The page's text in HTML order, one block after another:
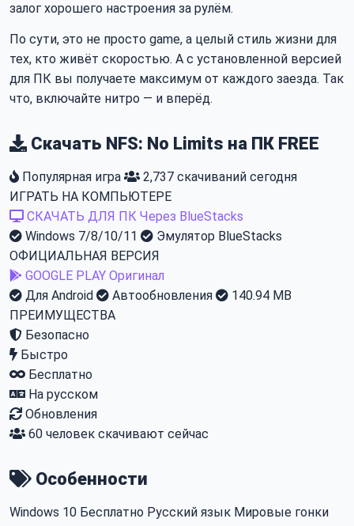
залог хорошего настроения за рулём.
По сути, это не просто game, а целый стиль жизни для
тех, кто живёт скоростью. А с установленной версией
для ПК вы получаете максимум от каждого заезда. Так
что, включайте нитро — и вперёд.
Скачать NFS: No Limits на ПК FREE
Популярная игра
2,737 скачиваний сегодня
ИГРАТЬ НА КОМПЬЮТЕРЕ
СКАЧАТЬ ДЛЯ ПК Через BlueStacks
Windows 7/8/10/11
Эмулятор BlueStacks
ОФИЦИАЛЬНАЯ ВЕРСИЯ
GOOGLE PLAY Оригинал
Для Android
Автообновления
140.94 MB
ПРЕИМУЩЕСТВА
Безопасно
Быстро
Бесплатно
На русском
Обновления
60 человек скачивают сейчас
Особенности
Windows 10 Бесплатно Русский язык Мировые гонки